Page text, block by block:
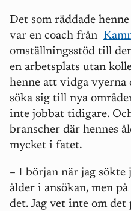
Det som räddade
var en coach från
omställningsstöd till
en arbetsplats utan
henne att vidga vyerna
söka sig till nya
inte jobbat tidigare.
branscher där hennes
mycket i fatet.
– I början när jag
ålder i ansökan, men
det. Jag vet inte om det